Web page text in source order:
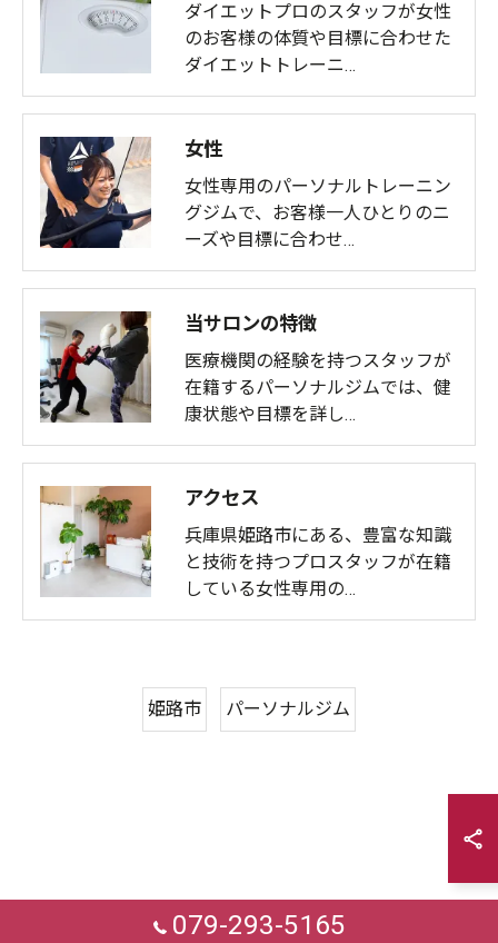
ダイエットプロのスタッフが女性
のお客様の体質や目標に合わせた
ダイエットトレーニ…
女性
女性専用のパーソナルトレーニン
グジムで、お客様一人ひとりのニ
ーズや目標に合わせ…
当サロンの特徴
医療機関の経験を持つスタッフが
在籍するパーソナルジムでは、健
康状態や目標を詳し…
アクセス
兵庫県姫路市にある、豊富な知識
と技術を持つプロスタッフが在籍
している女性専用の…
姫路市 パーソナルジム
079-293-5165